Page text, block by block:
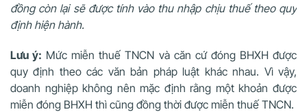
đồng còn lại sẽ được tính vào thu nhập chịu thuế theo quy
định hiện hành.
Lưu ý: Mức miễn thuế TNCN và căn cứ đóng BHXH được
quy định theo các văn bản pháp luật khác nhau. Vì vậy,
doanh nghiệp không nên mặc định rằng một khoản được
miễn đóng BHXH thì cũng đồng thời được miễn thuế TNCN.